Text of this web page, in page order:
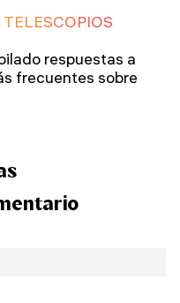
respuestas a
frecuentes sobre